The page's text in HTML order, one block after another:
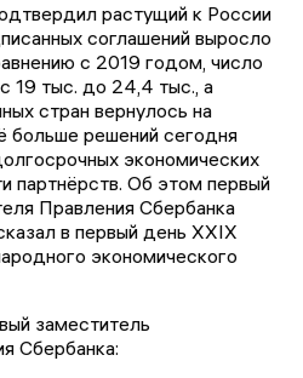
растущий к России
соглашений выросло
с 2019 годом, число
19 тыс. до 24,4 тыс., а
стран вернулось на
больше решений сегодня
экономических
партнёрств. Об этом первый
Правления Сбербанка
в первый день XXIX
экономического
заместитель
Сбербанка: